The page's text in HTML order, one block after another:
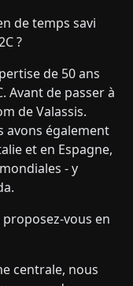
de temps savi
?
de 50 ans
Avant de passer à
de Valassis.
avons également
et en Espagne,
- y
proposez-vous en
centrale, nous